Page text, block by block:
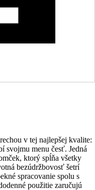
v tej najlepšej kvalite:
svojmu menu česť. Jedná
ktorý spĺňa všetky
bezúdržbovosť šetrí
spracovanie spolu s
použitie zaručujú